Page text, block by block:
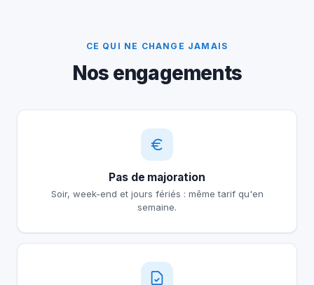
CE QUI NE CHANGE JAMAIS
Nos engagements
Pas de majoration
Soir, week-end et jours fériés : même tarif qu'en
semaine.